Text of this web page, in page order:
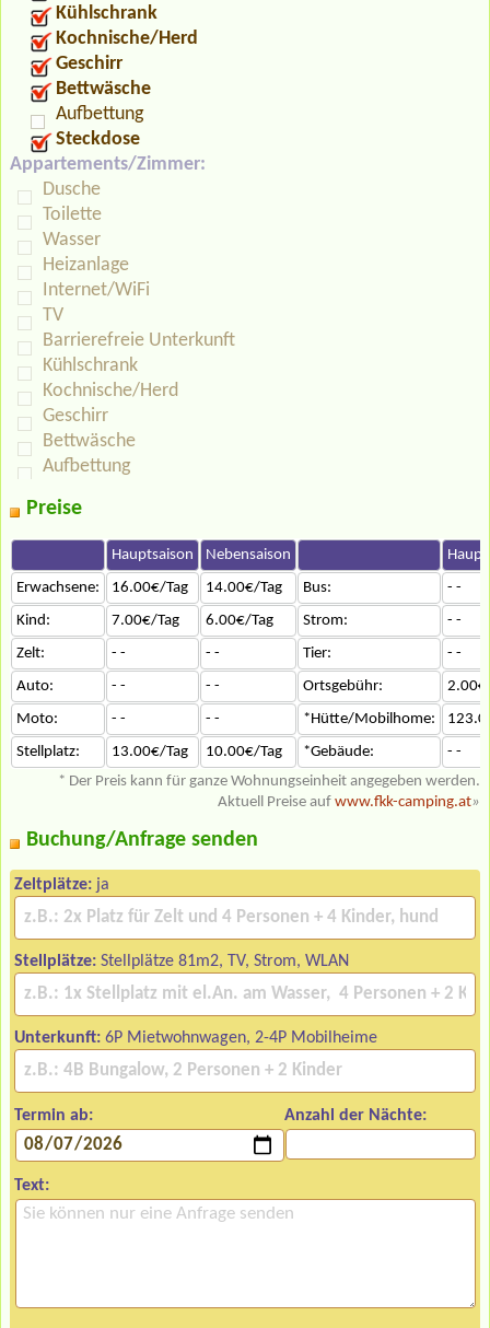
Kühlschrank
Kochnische/Herd
Geschirr
Bettwäsche
Aufbettung
Steckdose
Appartements/Zimmer:
Dusche
Toilette
Wasser
Heizanlage
Internet/WiFi
TV
Barrierefreie Unterkunft
Kühlschrank
Kochnische/Herd
Geschirr
Bettwäsche
Aufbettung
Preise
Hauptsaison Nebensaison
Erwachsene:
16.00€/Tag 14.00€/Tag Bus:
- -
Kind:
7.00€/Tag 6.00€/Tag Strom:
- -
Zelt:
- - - - Tier:
- -
Auto:
- - - - Ortsgebühr:
Moto:
- - - - *Hütte/Mobilhome:
Stellplatz:
13.00€/Tag 10.00€/Tag *Gebäude:
- -
* Der Preis kann für ganze Wohnungseinheit angegeben werden.
Aktuell Preise auf www.fkk-camping.at»
Buchung/Anfrage senden
Zeltplätze: ja
Stellplätze: Stellplätze 81m2, TV, Strom, WLAN
Unterkunft: 6P Mietwohnwagen, 2-4P Mobilheime
Termin ab: Anzahl der Nächte:
Text: